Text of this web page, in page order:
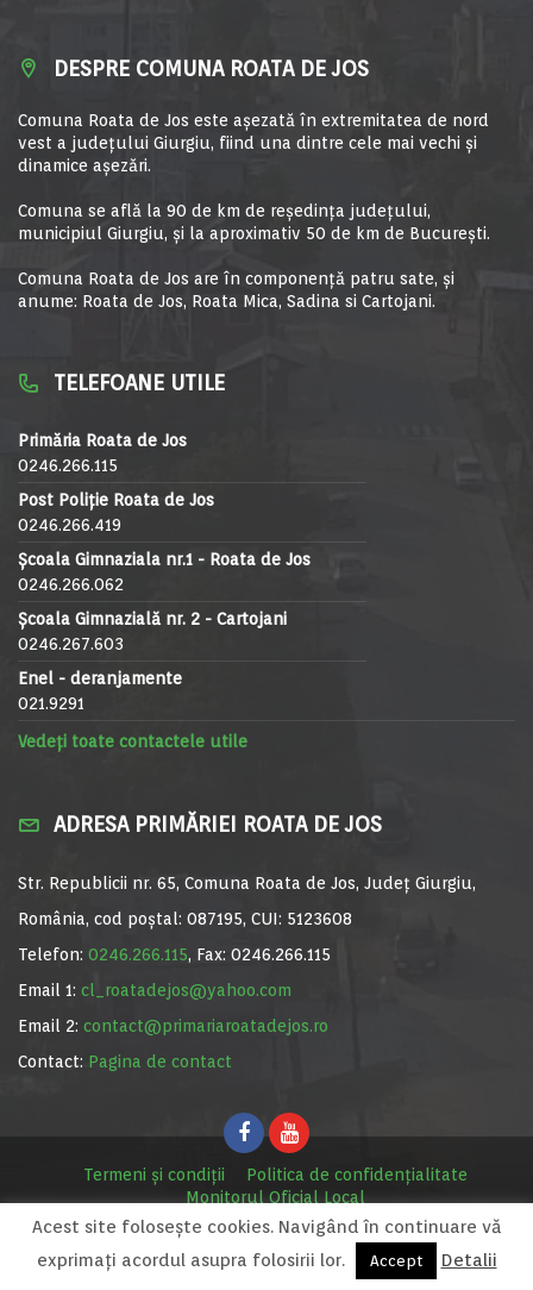
DESPRE COMUNA ROATA DE JOS
Comuna Roata de Jos este aşezată în extremitatea de nord
vest a judeţului Giurgiu, fiind una dintre cele mai vechi şi
dinamice aşezări.
Comuna se află la 90 de km de reşedinţa judeţului,
municipiul Giurgiu, şi la aproximativ 50 de km de Bucureşti.
Comuna Roata de Jos are în componență patru sate, și
anume: Roata de Jos, Roata Mica, Sadina si Cartojani.
TELEFOANE UTILE
Primăria Roata de Jos
0246.266.115
Post Poliție Roata de Jos
0246.266.419
Școala Gimnaziala nr.1 - Roata de Jos
0246.266.062
Școala Gimnazială nr. 2 - Cartojani
0246.267.603
Enel - deranjamente
021.9291
Vedeți toate contactele utile
ADRESA PRIMĂRIEI ROATA DE JOS
Str. Republicii nr. 65, Comuna Roata de Jos, Județ Giurgiu,
România, cod poștal: 087195, CUI: 5123608
Telefon: 0246.266.115, Fax: 0246.266.115
Email 1: cl_roatadejos@yahoo.com
Email 2: contact@primariaroatadejos.ro
Contact: Pagina de contact
Termeni și condiții
Politica de confidențialitate
Monitorul Oficial Local
© Primăria Roata de Jos, 2020. Site realizat de MediaDigi.ro
Acest site foloseşte cookies. Navigând în continuare vă
exprimaţi acordul asupra folosirii lor.
Accept Detalii